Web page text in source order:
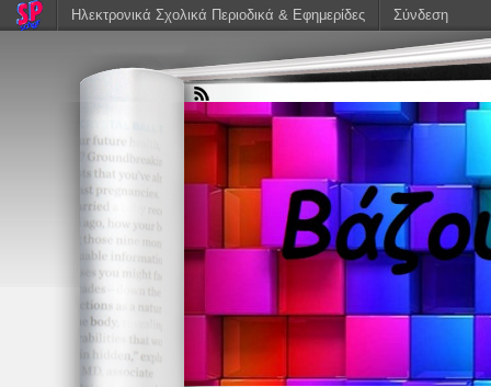
Ηλεκτρονικά Σχολικά Περιοδικά & Εφημερίδες Σύνδεση